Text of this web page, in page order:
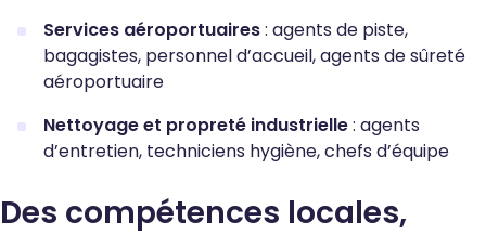
Services aéroportuaires: agents de piste,
bagagistes, personnel d’accueil, agents de sûreté
aéroportuaire
Nettoyage et propreté industrielle: agents
d’entretien, techniciens hygiène, chefs d’équipe
Des compétences locales,